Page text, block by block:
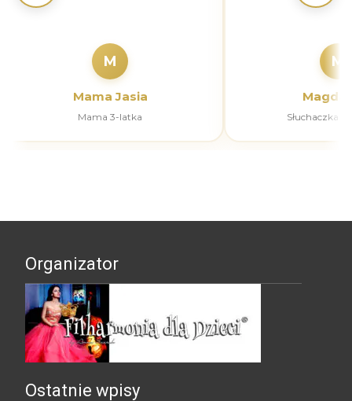
M
Mama Jasia
Mama 3-latka
M
Słuchaczka
Organizator
Ostatnie wpisy